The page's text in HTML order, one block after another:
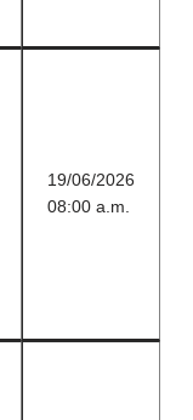
19/06/2026
08:00 a.m.